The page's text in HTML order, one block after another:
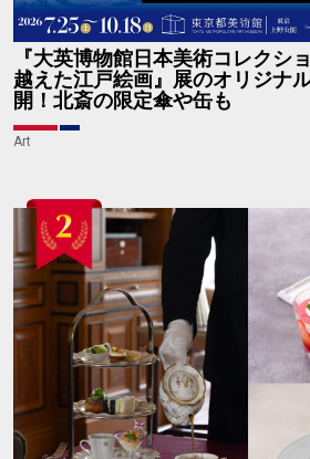
『大英博物館日本美術コレクシ
越えた江戸絵画』展のオリジナ
開！北斎の限定傘や缶も
Art